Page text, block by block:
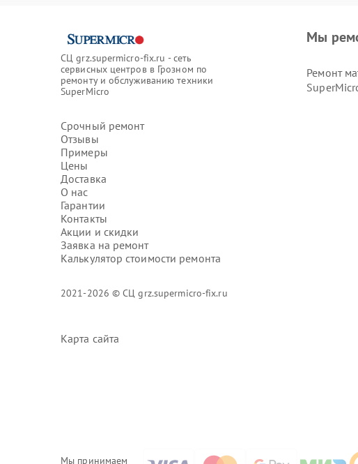
СЦ grz.supermicro-fix.ru - сеть
сервисных центров в Грозном по
ремонту и обслуживанию техники
SuperMicro
Срочный ремонт
Отзывы
Примеры
Цены
Доставка
О нас
Гарантии
Контакты
Акции и скидки
Заявка на ремонт
Калькулятор стоимости ремонта
2021-2026 © СЦ grz.supermicro-fix.ru
Карта сайта
Мы принимаем
Мы
Ремонт